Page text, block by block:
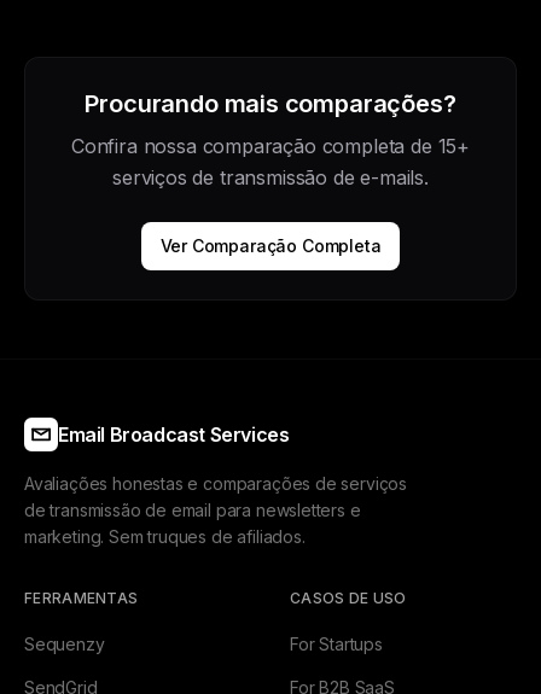
Procurando mais comparações?
Confira nossa comparação completa de 15+
serviços de transmissão de e-mails.
Ver Comparação Completa
Email Broadcast Services
Avaliações honestas e comparações de serviços
de transmissão de email para newsletters e
marketing. Sem truques de afiliados.
FERRAMENTAS
Sequenzy
SendGrid
CASOS DE USO
For Startups
For B2B SaaS